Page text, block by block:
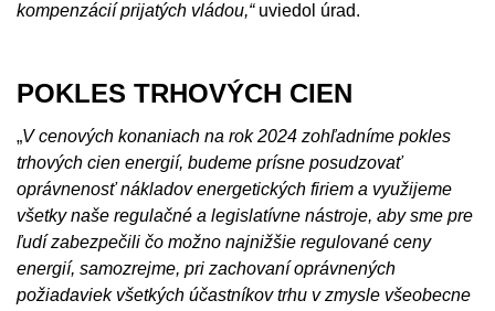
kompenzácií prijatých vládou,“uviedol úrad.
POKLES TRHOVÝCH CIEN
„V cenových konaniach na rok 2024 zohľadníme pokles
trhových cien energií, budeme prísne posudzovať
oprávnenosť nákladov energetických firiem a využijeme
všetky naše regulačné a legislatívne nástroje, aby sme pre
ľudí zabezpečili čo možno najnižšie regulované ceny
energií, samozrejme, pri zachovaní oprávnených
požiadaviek všetkých účastníkov trhu v zmysle všeobecne